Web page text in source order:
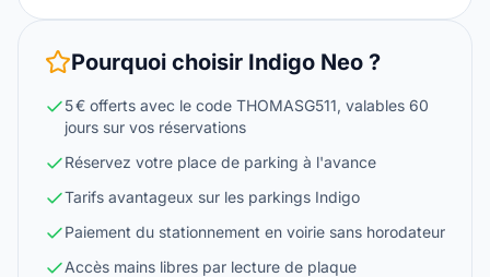
Pourquoi choisir Indigo Neo ?
5 € offerts avec le code THOMASG511, valables 60
jours sur vos réservations
Réservez votre place de parking à l'avance
Tarifs avantageux sur les parkings Indigo
Paiement du stationnement en voirie sans horodateur
Accès mains libres par lecture de plaque